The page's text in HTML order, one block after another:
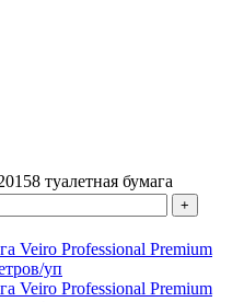
туалетная бумага